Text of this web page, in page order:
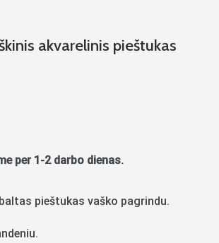
akvarelinis pieštukas
per 1-2 darbo dienas.
pieštukas vaško pagrindu.